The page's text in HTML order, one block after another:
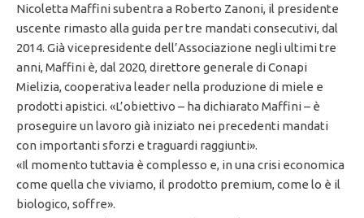
Nicoletta Maffini subentra a Roberto Zanoni, il presidente
uscente rimasto alla guida per tre mandati consecutivi, dal
2014. Già vicepresidente dell’Associazione negli ultimi tre
anni, Maffini è, dal 2020, direttore generale di Conapi
Mielizia, cooperativa leader nella produzione di miele e
prodotti apistici. «L’obiettivo – ha dichiarato Maffini – è
proseguire un lavoro già iniziato nei precedenti mandati
con importanti sforzi e traguardi raggiunti».
«Il momento tuttavia è complesso e, in una crisi economica
come quella che viviamo, il prodotto premium, come lo è il
biologico, soffre».